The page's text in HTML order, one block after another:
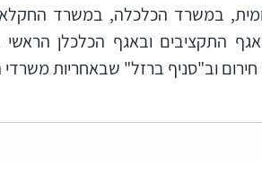
במשרד הכלכלה, במשרד
התקציבים ובאגף הכלכלן הראשי
וב"סניף ברזל" שבאחריות